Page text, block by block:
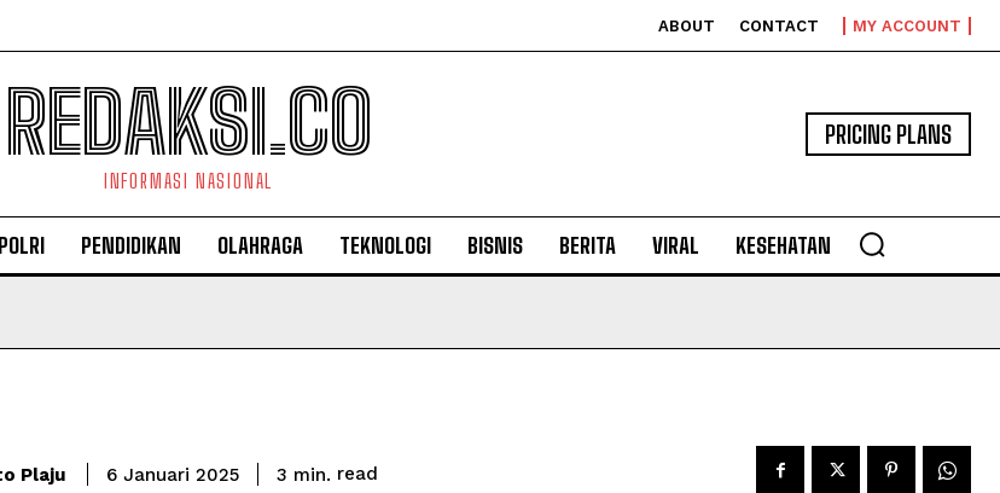
ABOUT CONTACT MY ACCOUNT
REDAKSI.CO
INFORMASI NASIONAL
PRICING PLANS
PENDIDIKAN OLAHRAGA TEKNOLOGI BISNIS BERITA VIRAL KESEHATAN
Plaju 6 Januari 2025 3 min. read